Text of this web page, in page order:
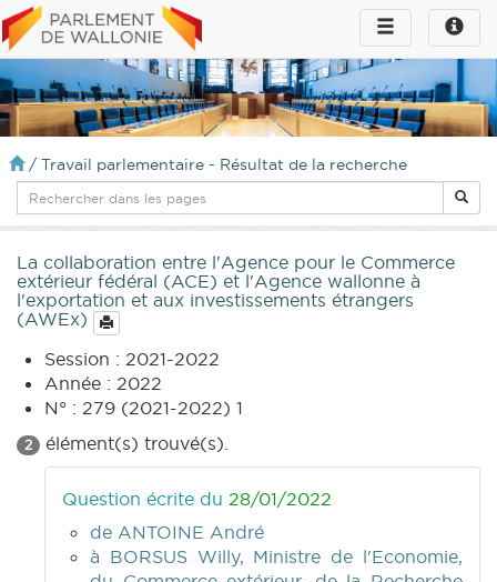
Toggle
infos
Toggle
navigation
/ Travail parlementaire - Résultat de la recherche
La collaboration entre l'Agence pour le Commerce
extérieur fédéral (ACE) et l'Agence wallonne à
l'exportation et aux investissements étrangers
(AWEx)
Session : 2021-2022
Année : 2022
N° : 279 (2021-2022) 1
2 élément(s) trouvé(s).
Question écrite du 28/01/2022
de ANTOINE André
à BORSUS Willy, Ministre de l'Economie,